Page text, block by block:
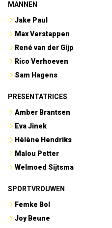
MANNEN
Jake Paul
Max Verstappen
René van der Gijp
Rico Verhoeven
Sam Hagens
PRESENTATRICES
Amber Brantsen
Eva Jinek
Hélène Hendriks
Malou Petter
Welmoed Sijtsma
SPORTVROUWEN
Femke Bol
Joy Beune